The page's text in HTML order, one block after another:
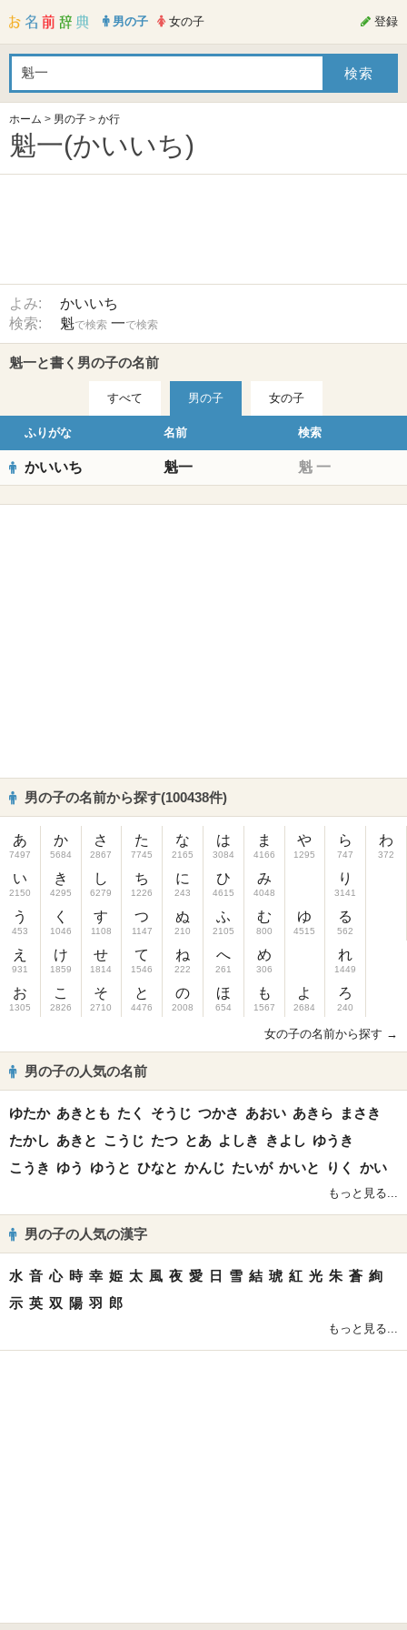
男の子 女の子 登録
ホーム > 男の子 > か行
魁一(かいいち)
よみ:
かいいち
検索:
魁で検索 一で検索
魁一と書く男の子の名前
すべて 男の子 女の子
ふりがな 名前 検索
かいいち 魁一 魁 一
男の子の名前から探す(100438件)
あ
7497
い
2150
う
453
え
931
お
1305
か
5684
き
4295
く
1046
け
1859
こ
2826
さ
2867
し
6279
す
1108
せ
1814
そ
2710
た
7745
ち
1226
つ
1147
て
1546
と
4476
な
2165
に
243
ぬ
210
ね
222
の
2008
は
3084
ひ
4615
ふ
2105
へ
261
ほ
654
ま
4166
み
4048
む
800
め
306
も
1567
や
1295
ゆ
4515
よ
2684
ら
747
り
3141
る
562
れ
1449
ろ
240
わ
372
女の子の名前から探す →
男の子の人気の名前
ゆたか あきとも たく そうじ つかさ あおい あきら
まさき
たかし あきと こうじ たつ とあ よしき きよし ゆうき
こうき ゆう ゆうと ひなと かんじ たいが かいと りく かい
もっと見る...
男の子の人気の漢字
水 音 心 時 幸 姫 太 風 夜 愛 日 雪 結 琥 紅 光 朱 蒼 絢
示 英 双 陽 羽 郎
もっと見る...